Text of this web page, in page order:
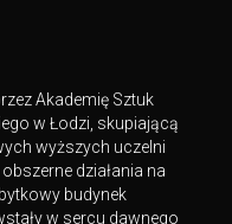
Akademię Sztuk
w Łodzi, skupiającą
wyższych uczelni
działania na
budynek
w sercu dawnego